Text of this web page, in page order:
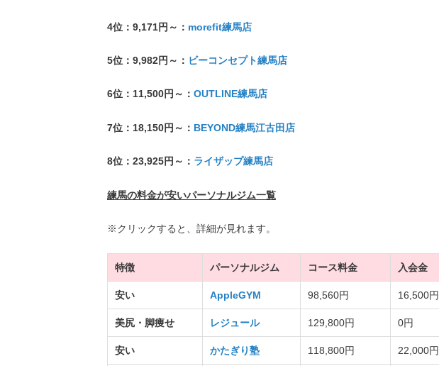
4位：9,171円～： morefit練馬店
5位：9,982円～： ビーコンセプト練馬店
6位：11,500円～： OUTLINE練馬店
7位：18,150円～： BEYOND練馬江古田店
8位：23,925円～： ライザップ練馬店
練馬の料金が安いパーソナルジム一覧
※クリックすると、詳細が見れます。
特徴 パーソナルジム コース料金 入会金
安い AppleGYM 98,560円 16,500円
美尻・脚痩せ レジュール 129,800円 0円
安い かたぎり塾 118,800円 22,000円